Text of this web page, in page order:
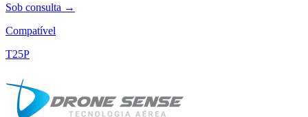
Sob consulta →
Compatível
T25P